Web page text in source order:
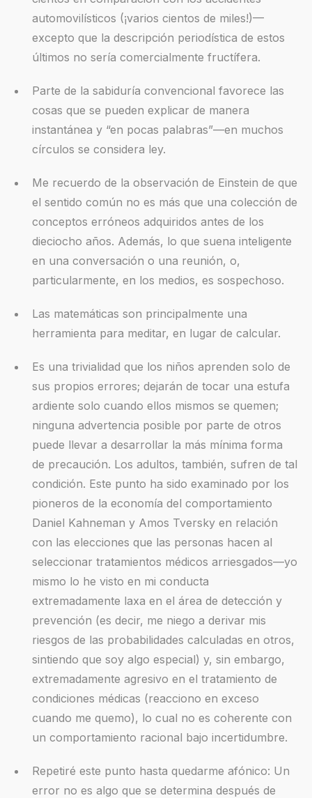
automovilísticos (¡varios cientos de miles!)—
excepto que la descripción periodística de estos
últimos no sería comercialmente fructífera.
Parte de la sabiduría convencional favorece las
cosas que se pueden explicar de manera
instantánea y “en pocas palabras”—en muchos
círculos se considera ley.
Me recuerdo de la observación de Einstein de que
el sentido común no es más que una colección de
conceptos erróneos adquiridos antes de los
dieciocho años. Además, lo que suena inteligente
en una conversación o una reunión, o,
particularmente, en los medios, es sospechoso.
Las matemáticas son principalmente una
herramienta para meditar, en lugar de calcular.
Es una trivialidad que los niños aprenden solo de
sus propios errores; dejarán de tocar una estufa
ardiente solo cuando ellos mismos se quemen;
ninguna advertencia posible por parte de otros
puede llevar a desarrollar la más mínima forma
de precaución. Los adultos, también, sufren de tal
condición. Este punto ha sido examinado por los
pioneros de la economía del comportamiento
Daniel Kahneman y Amos Tversky en relación
con las elecciones que las personas hacen al
seleccionar tratamientos médicos arriesgados—yo
mismo lo he visto en mi conducta
extremadamente laxa en el área de detección y
prevención (es decir, me niego a derivar mis
riesgos de las probabilidades calculadas en otros,
sintiendo que soy algo especial) y, sin embargo,
extremadamente agresivo en el tratamiento de
condiciones médicas (reacciono en exceso
cuando me quemo), lo cual no es coherente con
un comportamiento racional bajo incertidumbre.
Repetiré este punto hasta quedarme afónico: Un
error no es algo que se determina después de